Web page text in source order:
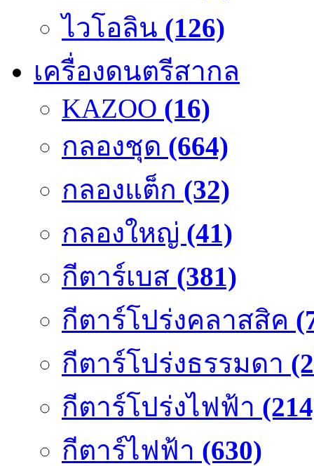
ไวโอลิน (126)
เครื่องดนตรีสากล
KAZOO (16)
กลองชุด (664)
กลองแต็ก (32)
กลองใหญ่ (41)
กีตาร์เบส (381)
กีตาร์โปร่งคลาสสิค
กีตาร์โปร่งธรรมดา
กีตาร์โปร่งไฟฟ้า
กีตาร์ไฟฟ้า (630)